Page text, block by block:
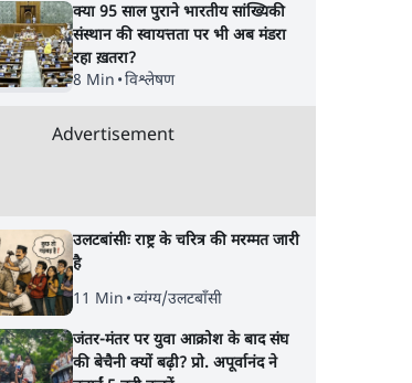
मुस्लिम महिला ने संघ
कार्यकर्ता का किया अंतिम
संस्कार, RSS को सद्भाव से
घृणा क्यों
पढ़ें?
क्या 95 साल पुराने भारतीय सांख्यिकी
संस्थान की स्वायत्तता पर भी अब मंडरा
रहा ख़तरा?
8 Min •विश्लेषण
Advertisement
उलटबांसीः राष्ट्र के चरित्र की मरम्मत जारी
है
11 Min •व्यंग्य/उलटबाँसी
जंतर-मंतर पर युवा आक्रोश के बाद संघ
की बेचैनी क्यों बढ़ी? प्रो. अपूर्वानंद ने